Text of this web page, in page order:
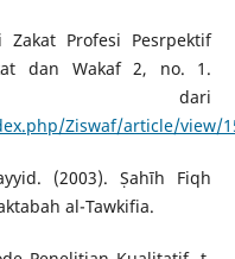
Zakat Profesi Pesrpektif
dan Wakaf 2, no. 1.
dari
Ziswaf/article/view/
(2003). Ṣahīh Fiqh
al-Tawkifia.